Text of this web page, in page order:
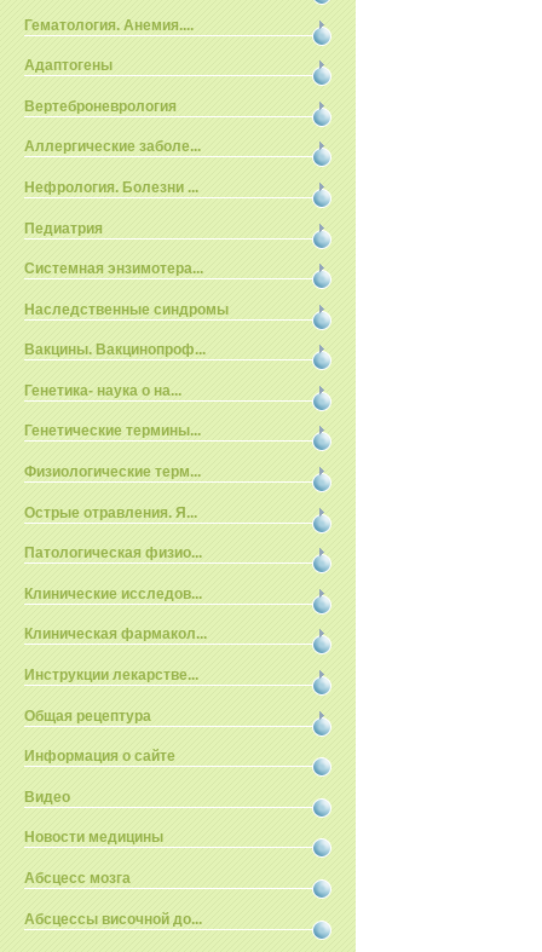
Гематология. Анемия....
Адаптогены
Вертеброневрология
Аллергические заболе...
Нефрология. Болезни ...
Педиатрия
Системная энзимотера...
Наследственные синдромы
Вакцины. Вакцинопроф...
Генетика- наука о на...
Генетические термины...
Физиологические терм...
Острые отравления. Я...
Патологическая физио...
Клинические исследов...
Клиническая фармакол...
Инструкции лекарстве...
Общая рецептура
Информация о сайте
Видео
Новости медицины
Абсцесс мозга
Абсцессы височной до...